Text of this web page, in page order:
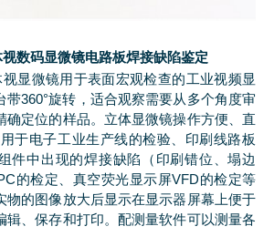
数码显微镜电路板焊接缺陷鉴定
显微镜用于表面宏观检查的工业视频显
带360°旋转，适合观察需要从多个角度审
确定位的样品。立体显微镜操作方便、直
于电子工业生产线的检验、印刷线路板
件中出现的焊接缺陷（印刷错位、塌边
的检定、真空荧光显示屏VFD的检定等
物的图像放大后显示在显示器屏幕上便于
辑、保存和打印。配测量软件可以测量各